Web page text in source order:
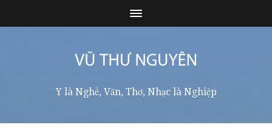
Y là Nghề, Văn, Thơ, Nhạc là Nghiệp